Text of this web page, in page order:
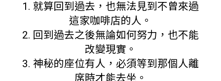
1. 就算回到過去，也無法見到不曾來過
這家咖啡店的人。
2. 回到過去之後無論如何努力，也不能
改變現實。
3. 神秘的座位有人，必須等到那個人離
席時才能去坐。